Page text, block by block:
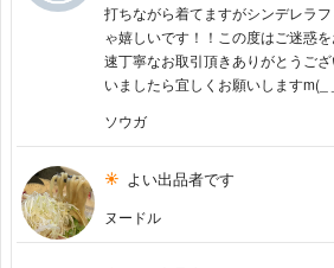
打ちながら着てますがシンデレラ
ゃ嬉しいです！！この度はご迷惑
速丁寧なお取引頂きありがとうご
いましたら宜しくお願いしますm(_
ソウガ
よい出品者です
ヌードル